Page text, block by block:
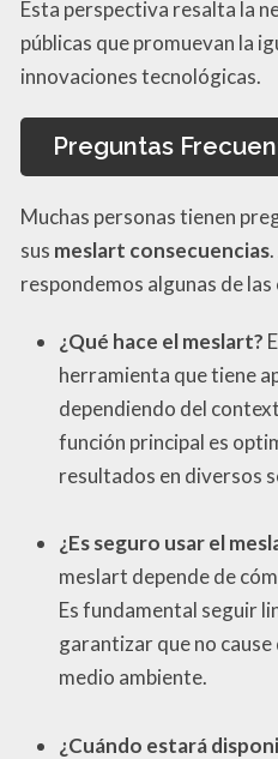
Esta perspectiva resalta la
públicas que promuevan la
innovaciones tecnológicas.
Preguntas
Muchas personas tienen
sus meslart consecuencias
respondemos algunas de
¿Qué hace el meslart?
herramienta que tiene
dependiendo del
función principal es
resultados en diversos
¿Es seguro usar el
meslart depende de
Es fundamental seguir
garantizar que no cause
medio ambiente.
¿Cuándo estará